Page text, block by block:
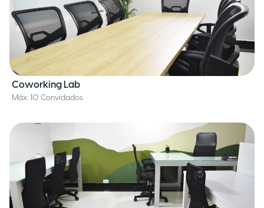
Coworking Lab
Máx. 10 Convidados